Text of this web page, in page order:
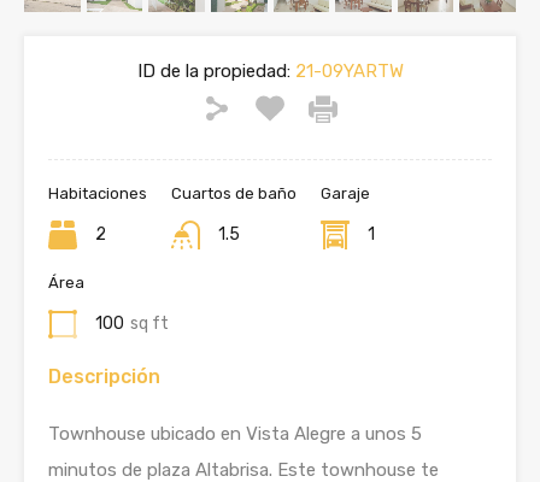
ID de la propiedad:21-09YARTW
Habitaciones
2
Cuartos de baño
1.5
Garaje
1
Área
100 sq ft
Descripción
Townhouse ubicado en Vista Alegre a unos 5
minutos de plaza Altabrisa. Este townhouse te